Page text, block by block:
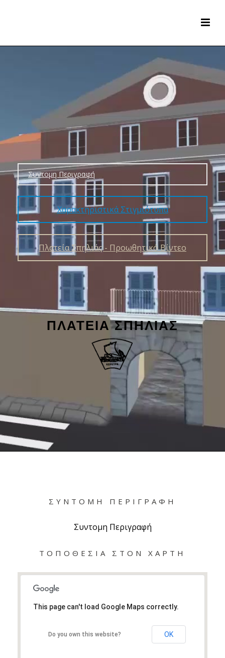
Συντομη Περιγραφή
Χαρακτηριστικά Στιγμιότυπα
Πλατεία Σπηλιάς - Προωθητικό Βίντεο
ΠΛΑΤΕΊΑ ΣΠΗΛΙΆΣ
ΣΥΝΤΟΜΗ ΠΕΡΙΓΡΑΦΉ
Συντομη Περιγραφή
ΤΟΠΟΘΕΣΙΑ ΣΤΟΝ ΧΑΡΤΗ
This page can't load Google Maps correctly.
Do you own this website? OK